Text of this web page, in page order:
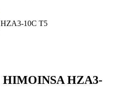
10C T5
HIMOINSA HZA3-